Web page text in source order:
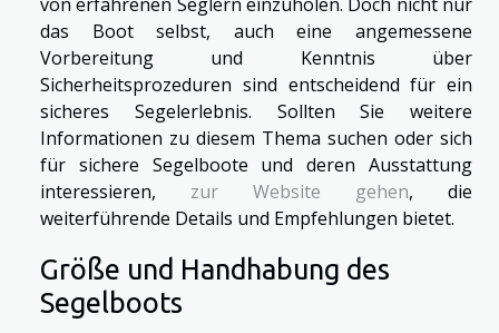
das Boot selbst, auch eine angemessene
Vorbereitung und Kenntnis über
Sicherheitsprozeduren sind entscheidend für ein
sicheres Segelerlebnis. Sollten Sie weitere
Informationen zu diesem Thema suchen oder sich
für sichere Segelboote und deren Ausstattung
interessieren, zur Website gehen, die
weiterführende Details und Empfehlungen bietet.
Größe und Handhabung des
Segelboots